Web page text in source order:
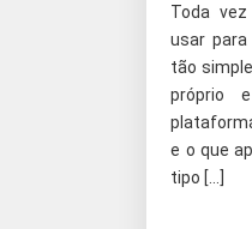
Toda
usar
tão
próprio
e o que
tipo […]